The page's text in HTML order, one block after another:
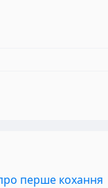
перше кохання